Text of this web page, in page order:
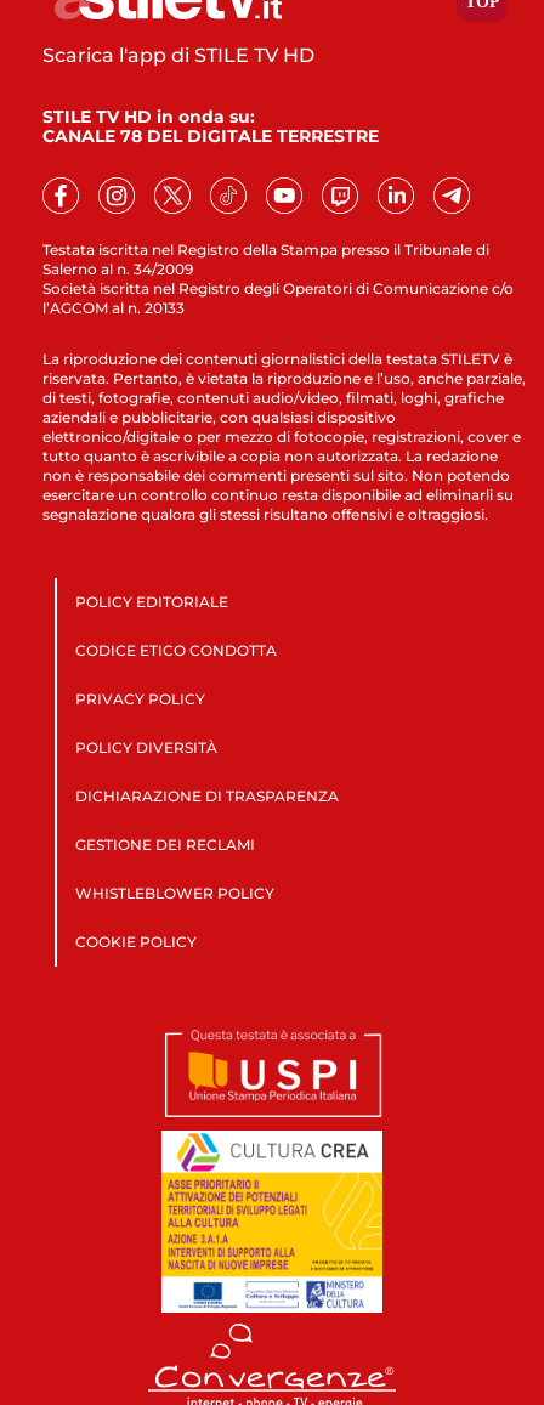
Testata iscritta nel Registro della Stampa presso il Tribunale di
Salerno al n. 34/2009
Società iscritta nel Registro degli Operatori di Comunicazione c/o
l’AGCOM al n. 20133
Scarica l'app di STILE TV HD
STILE TV HD in onda su:
CANALE 78 DEL DIGITALE TERRESTRE
La riproduzione dei contenuti giornalistici della testata STILETV è
riservata. Pertanto, è vietata la riproduzione e l’uso, anche parziale,
di testi, fotografie, contenuti audio/video, filmati, loghi, grafiche
aziendali e pubblicitarie, con qualsiasi dispositivo
elettronico/digitale o per mezzo di fotocopie, registrazioni, cover e
tutto quanto è ascrivibile a copia non autorizzata. La redazione
non è responsabile dei commenti presenti sul sito. Non potendo
esercitare un controllo continuo resta disponibile ad eliminarli su
segnalazione qualora gli stessi risultano offensivi e oltraggiosi.
POLICY EDITORIALE
CODICE ETICO CONDOTTA
PRIVACY POLICY
POLICY DIVERSITÀ
DICHIARAZIONE DI TRASPARENZA
GESTIONE DEI RECLAMI
WHISTLEBLOWER POLICY
COOKIE POLICY